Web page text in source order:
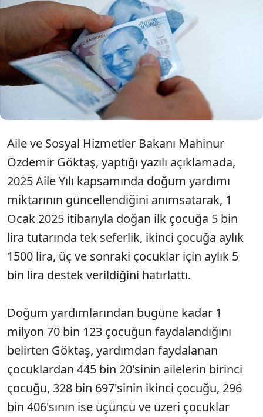
Aile ve Sosyal Hizmetler Bakanı Mahinur
Özdemir Göktaş, mayıs ayı doğum yardımı
ödemelerinin Kurban Bayramı öncesi
annelerin hesaplarına yatırıldığını bildirdi.
Aile ve Sosyal Hizmetler Bakanı Mahinur
Özdemir Göktaş, yaptığı yazılı açıklamada,
2025 Aile Yılı kapsamında doğum yardımı
miktarının güncellendiğini anımsatarak, 1
Ocak 2025 itibarıyla doğan ilk çocuğa 5 bin
lira tutarında tek seferlik, ikinci çocuğa aylık
1500 lira, üç ve sonraki çocuklar için aylık 5
bin lira destek verildiğini hatırlattı.
Doğum yardımlarından bugüne kadar 1
milyon 70 bin 123 çocuğun faydalandığını
belirten Göktaş, yardımdan faydalanan
çocuklardan 445 bin 20'sinin ailelerin birinci
çocuğu, 328 bin 697'sinin ikinci çocuğu, 296
bin 406'sının ise üçüncü ve üzeri çocuklar